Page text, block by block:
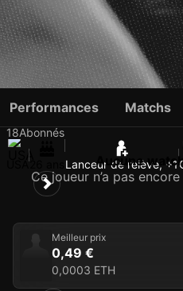
BEN
18Abonnés
Lanceur de relève, +1
Performances Matchs
Aucune
Ce joueur n’a pas
Meilleur prix
0,49 €
0,0003 ETH